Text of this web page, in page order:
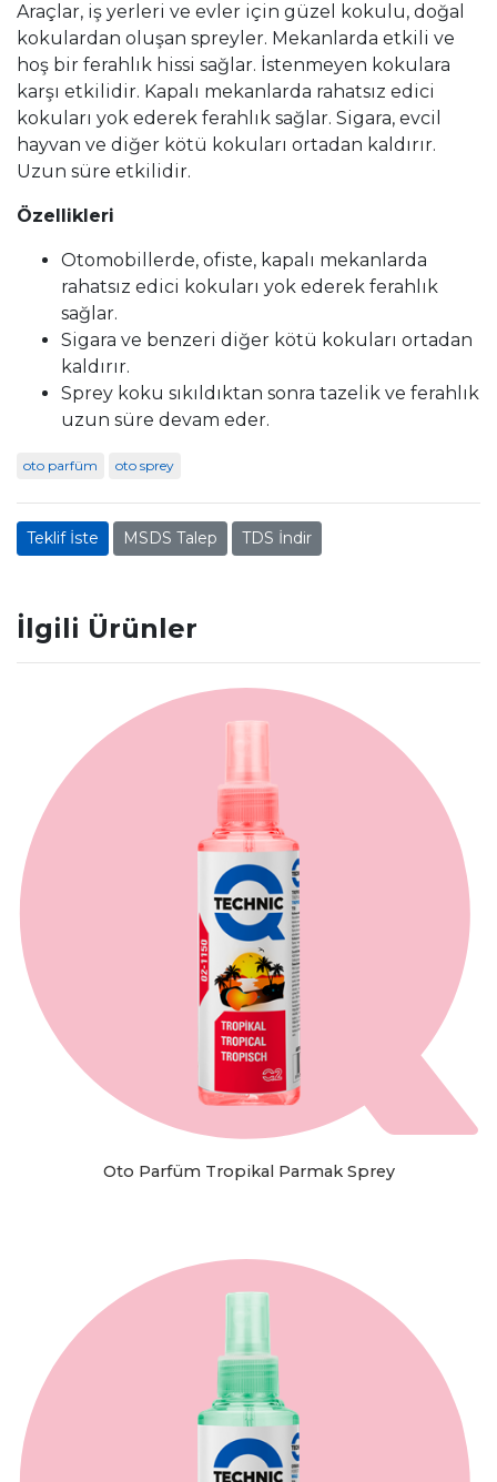
Araçlar, iş yerleri ve evler için güzel kokulu, doğal
kokulardan oluşan spreyler. Mekanlarda etkili ve
hoş bir ferahlık hissi sağlar. İstenmeyen kokulara
karşı etkilidir. Kapalı mekanlarda rahatsız edici
kokuları yok ederek ferahlık sağlar. Sigara, evcil
hayvan ve diğer kötü kokuları ortadan kaldırır.
Uzun süre etkilidir.
Özellikleri
Otomobillerde, ofiste, kapalı mekanlarda
rahatsız edici kokuları yok ederek ferahlık
sağlar.
Sigara ve benzeri diğer kötü kokuları ortadan
kaldırır.
Sprey koku sıkıldıktan sonra tazelik ve ferahlık
uzun süre devam eder.
oto parfüm oto sprey
Teklif İste MSDS Talep TDS İndir
İlgili Ürünler
Oto Parfüm Tropikal Parmak Sprey